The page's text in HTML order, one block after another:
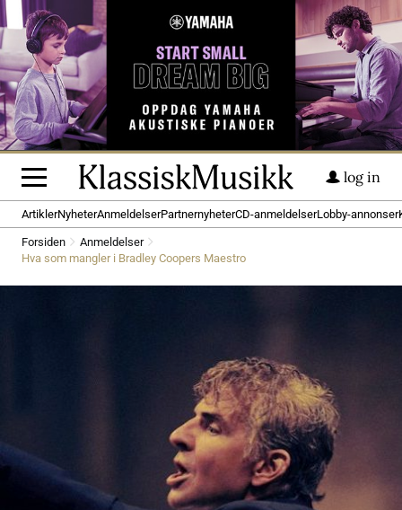
log in
ArtiklerNyheterAnmeldelserPartnernyheterCD-anmeldelserLobby-annonser
Forsiden
Anmeldelser
Hva som mangler i Bradley Coopers Maestro